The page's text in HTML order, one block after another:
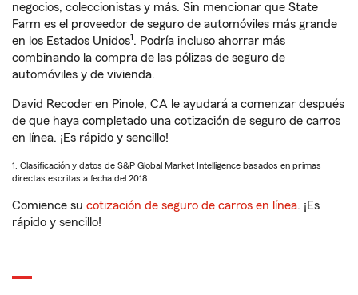
negocios, coleccionistas y más. Sin mencionar que State
Farm es el proveedor de seguro de automóviles más grande
en los Estados Unidos1. Podría incluso ahorrar más
combinando la compra de las pólizas de seguro de
automóviles y de vivienda.
David Recoder en Pinole, CA le ayudará a comenzar después
de que haya completado una cotización de seguro de carros
en línea. ¡Es rápido y sencillo!
1. Clasificación y datos de S&P Global Market Intelligence basados en primas
directas escritas a fecha del 2018.
Comience su cotización de seguro de carros en línea. ¡Es
rápido y sencillo!